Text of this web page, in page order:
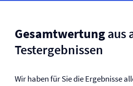
Gesamtwertungaus
Testergebnissen
Wir haben für Sie die Ergebnisse